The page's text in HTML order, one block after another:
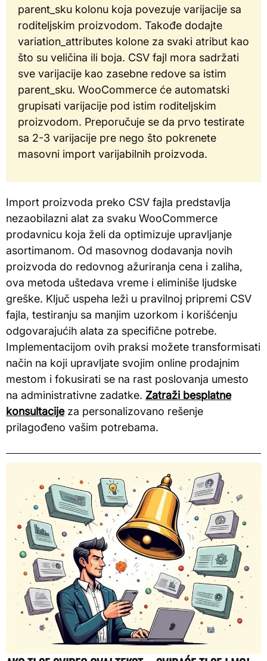
parent_sku kolonu koja povezuje varijacije sa
roditeljskim proizvodom. Takođe dodajte
variation_attributes kolone za svaki atribut kao
što su veličina ili boja. CSV fajl mora sadržati
sve varijacije kao zasebne redove sa istim
parent_sku. WooCommerce će automatski
grupisati varijacije pod istim roditeljskim
proizvodom. Preporučuje se da prvo testirate
sa 2-3 varijacije pre nego što pokrenete
masovni import varijabilnih proizvoda.
Import proizvoda preko CSV fajla predstavlja
nezaobilazni alat za svaku WooCommerce
prodavnicu koja želi da optimizuje upravljanje
asortimanom. Od masovnog dodavanja novih
proizvoda do redovnog ažuriranja cena i zaliha,
ova metoda uštedava vreme i eliminiše ljudske
greške. Ključ uspeha leži u pravilnoj pripremi CSV
fajla, testiranju sa manjim uzorkom i korišćenju
odgovarajućih alata za specifične potrebe.
Implementacijom ovih praksi možete transformisati
način na koji upravljate svojim online prodajnim
mestom i fokusirati se na rast poslovanja umesto
na administrativne zadatke. Zatraži besplatne
konsultacijeza personalizovano rešenje
prilagođeno vašim potrebama.